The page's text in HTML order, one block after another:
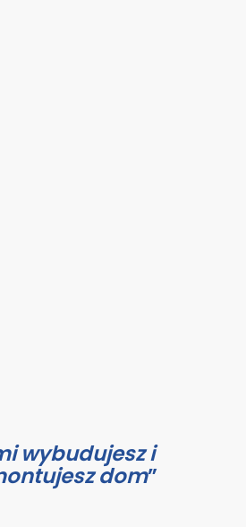
wybudujesz i
dom